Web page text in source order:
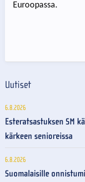
Euroopassa.
Uutiset
6.8.2026
Esteratsastuksen SM
kärkeen senioreissa
6.8.2026
Suomalaisille